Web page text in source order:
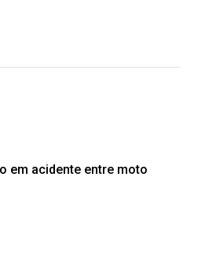
em acidente entre moto